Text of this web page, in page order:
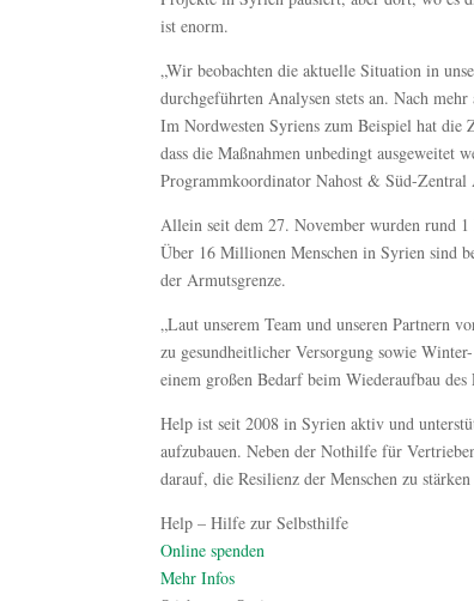
ist enorm.
„Wir beobachten die aktuelle Situation in
durchgeführten Analysen stets an. Nach
Im Nordwesten Syriens zum Beispiel hat die
dass die Maßnahmen unbedingt ausgeweitet
Programmkoordinator Nahost & Süd-Zentral
Allein seit dem 27. November wurden rund
Über 16 Millionen Menschen in Syrien sind
der Armutsgrenze.
„Laut unserem Team und unseren Partnern
zu gesundheitlicher Versorgung sowie
einem großen Bedarf beim Wiederaufbau
Help ist seit 2008 in Syrien aktiv und
aufzubauen. Neben der Nothilfe für
darauf, die Resilienz der Menschen zu
Help – Hilfe zur Selbsthilfe
Online spenden
Mehr Infos